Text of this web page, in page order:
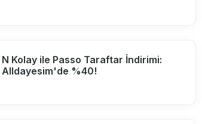
N Kolay ile Passo Taraftar İndirimi:
Alldayesim'de %40!